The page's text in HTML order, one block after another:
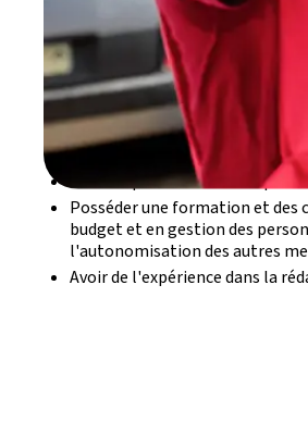
Être titulaire d'un diplôme de
architecture, en génie de la
Être titulaire d'un certificat ou
architectural ou d'un diplôme
risques de catastrophes est un
Avoir au moins 2 à 5 ans
Avoir de préférence une
Posséder une formation et des
budget et en gestion des
l'autonomisation des autres
Avoir de l'expérience dans la